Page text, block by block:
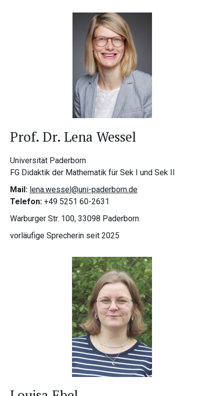
Prof. Dr. Lena Wessel
Universität Paderborn
FG Didaktik der Mathematik für Sek I und Sek II
Mail: lena.wessel@uni-paderborn.de
Telefon: +49 5251 60-2631
Warburger Str. 100, 33098 Paderborn
vorläufige Sprecherin seit 2025